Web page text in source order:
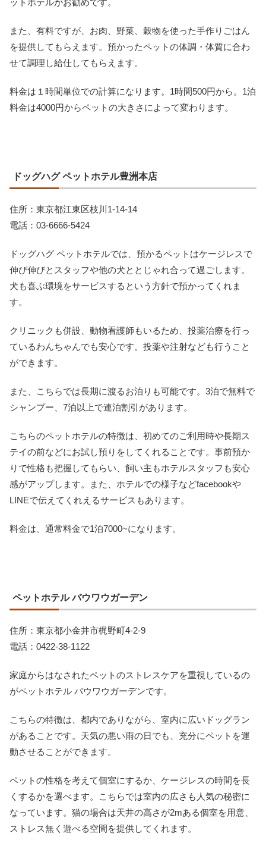
ットホテルがお勧めです。
また、有料ですが、お肉、野菜、穀物を使った手作りごはん
を提供してもらえます。預かったペットの体調・体質に合わ
せて調理し給仕してもらえます。
料金は１時間単位での計算になります。1時間500円から。1泊
料金は4000円からペットの大きさによって変わります。
ドッグハグ ペットホテル豊洲本店
住所：東京都江東区枝川1-14-14
電話：03-6666-5424
ドッグハグ ペットホテルでは、預かるペットはケージレスで
伸び伸びとスタッフや他の犬ととじゃれ合って過ごします。
犬も喜ぶ環境をサービスするという方針で預かってくれま
す。
クリニックも併設、動物看護師もいるため、投薬治療を行っ
ているわんちゃんでも安心です。投薬や注射なども行うこと
ができます。
また、こちらでは長期に渡るお泊りも可能です。3泊で無料で
シャンプー、7泊以上で連泊割引があります。
こちらのペットホテルの特徴は、初めてのご利用時や長期ス
テイの前などにお試し預りをしてくれることです。事前預か
りで性格も把握してもらい、飼い主もホテルスタッフも安心
感がアップします。また、ホテルでの様子などfacebookや
LINEで伝えてくれえるサービスもあります。
料金は、通常料金で1泊7000~になります。
ペットホテル バウワウガーデン
住所：東京都小金井市梶野町4-2-9
電話：0422-38-1122
家庭からはなされたペットのストレスケアを重視しているの
がペットホテル バウワウガーデンです。
こちらの特徴は、都内でありながら、室内に広いドッグラン
があることです。天気の悪い雨の日でも、充分にペットを運
動させることができます。
ペットの性格を考えて個室にするか、ケージレスの時間を長
くするかを選べます。こちらでは室内の広さも人気の秘密に
なっています。猫の場合は天井の高さが2mある個室を用意、
ストレス無く遊べる空間を提供してくれます。